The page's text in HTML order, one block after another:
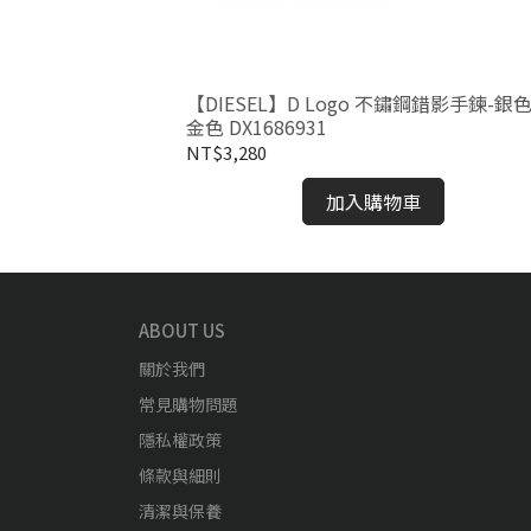
【DIESEL】D Logo 不鏽鋼錯影手鍊-銀
金色 DX1686931
NT$3,280
加入購物車
ABOUT US
關於我們
常見購物問題
隱私權政策
條款與細則
清潔與保養